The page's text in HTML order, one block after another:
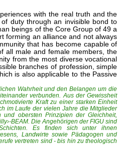
with the real truth and the
duty through an invisible bond to
beings of the Core Group of 49 a
forming an alliance and not always
that has become capable of
all male and female members, the
from the most diverse vocational
branches of profession, simple
is also applicable to the Passive
Wahrheit und den Belangen um die
verbunden. Aus der Gewissheit
Kraft zu einer starken Einheit
im Laufe der vielen Jahre die Mitglieder
obersten Prinzipien der Gleichheit,
BEAM. Die Angehörigen der FIGU sind
Es finden sich unter ihnen
Landwirte sowie Pädagogen und
vertreten sind - bis hin zu theologisch